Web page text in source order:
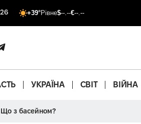
+39°Рівне$--.--€--.--
УКРАЇНА СВІТ ВІЙНА
Що з басейном?